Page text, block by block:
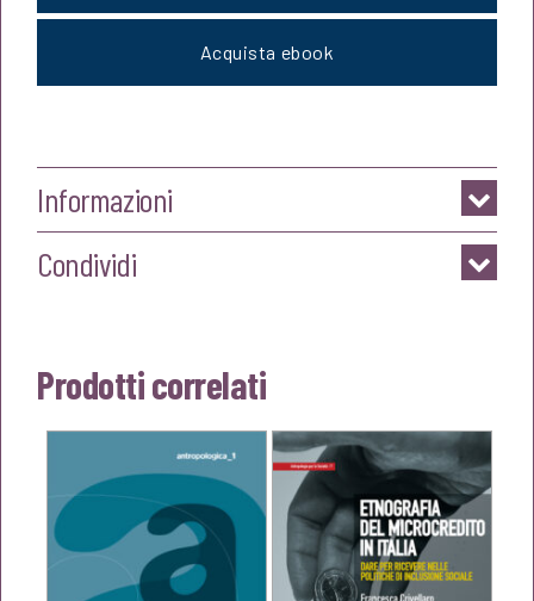
Acquista ebook
Informazioni
Condividi
Prodotti correlati